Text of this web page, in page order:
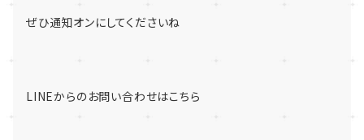
ぜひ通知オンにしてくださいね
LINEからのお問い合わせはこちら